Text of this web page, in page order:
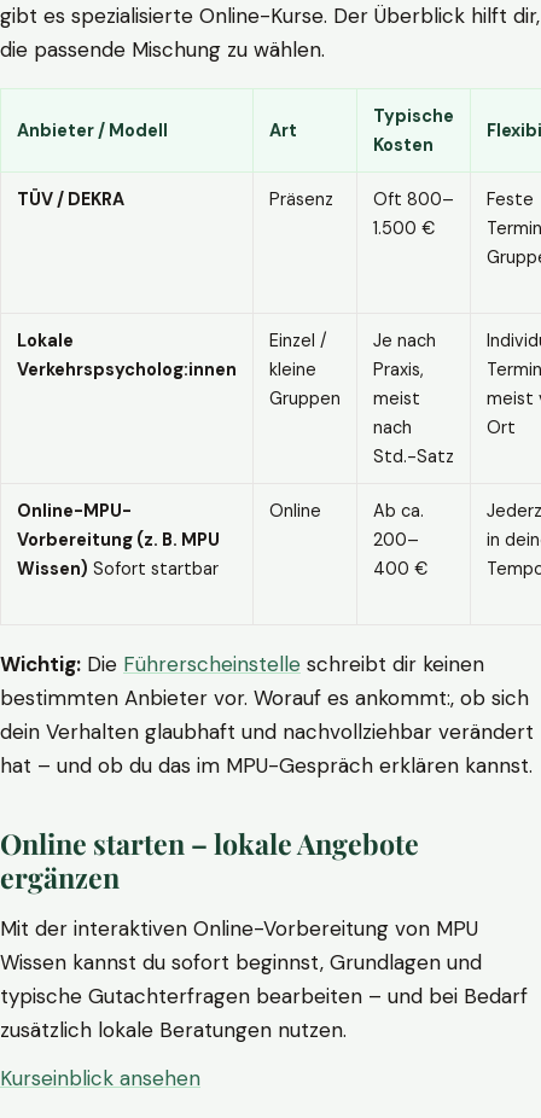
gibt es spezialisierte Online-Kurse. Der Überblick hilft dir,
die passende Mischung zu wählen.
Anbieter / Modell Art
Typische
Kosten
TÜV / DEKRA Präsenz
Oft 800–
1.500 €
Feste
Lokale
Verkehrspsycholog:innen
Einzel /
kleine
Gruppen
Je nach
Praxis,
meist
nach
Std.-Satz
meist
Ort
Online-MPU-
Vorbereitung (z. B. MPU
Wissen) Sofort startbar
Online
Ab ca.
200–
400 €
in
Wichtig: Die Führerscheinstelle schreibt dir keinen
bestimmten Anbieter vor. Worauf es ankommt:, ob sich
dein Verhalten glaubhaft und nachvollziehbar verändert
hat – und ob du das im MPU-Gespräch erklären kannst.
Online starten – lokale Angebote
ergänzen
Mit der interaktiven Online-Vorbereitung von MPU
Wissen kannst du sofort beginnst, Grundlagen und
typische Gutachterfragen bearbeiten – und bei Bedarf
zusätzlich lokale Beratungen nutzen.
Kurseinblick ansehen